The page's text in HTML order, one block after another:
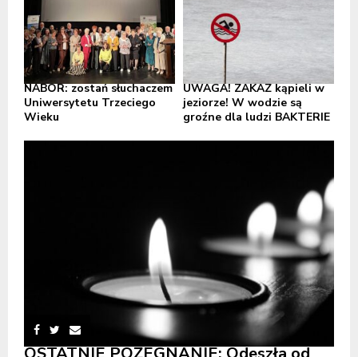
NABÓR: zostań słuchaczem
Uniwersytetu Trzeciego
Wieku
UWAGA! ZAKAZ kąpieli w
jeziorze! W wodzie są
groźne dla ludzi BAKTERIE